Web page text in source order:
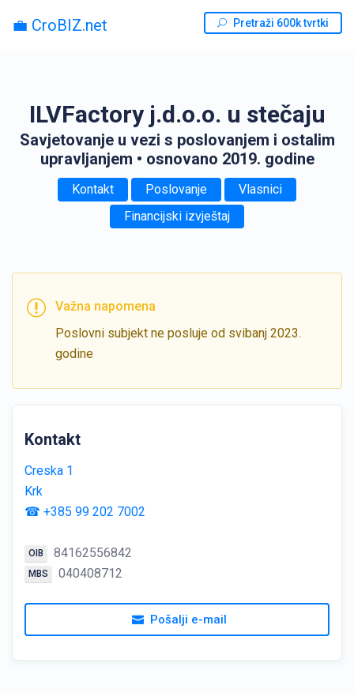
💼 CroBIZ.net Pretraži 600k tvrtki
ILVFactory j.d.o.o. u stečaju
Savjetovanje u vezi s poslovanjem i ostalim
upravljanjem • osnovano 2019. godine
Kontakt Poslovanje
Vlasnici
Financijski izvještaj
Važna napomena
Poslovni subjekt ne posluje od svibanj 2023.
godine
Kontakt
Creska 1
Krk
☎ +385 99 202 7002
OIB 84162556842
MBS 040408712
Pošalji e-mail